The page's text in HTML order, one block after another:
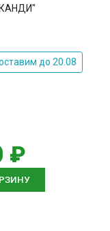
до 20.08
₽